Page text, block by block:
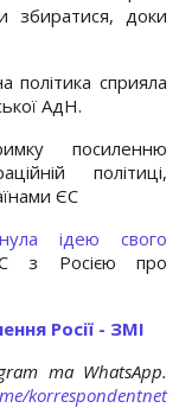
збиратися, доки
політика сприяла
АдН.
посиленню
політиці,
ЄС
ідею свого
з Росією про
Росії - ЗМІ
та WhatsApp.
korrespondentnet